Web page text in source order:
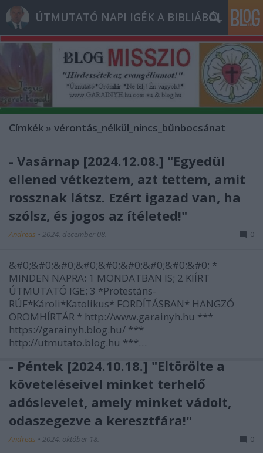
ÚTMUTATÓ NAPI IGÉK A BIBLIÁBÓL
Címkék » vérontás_nélkül_nincs_bűnbocsánat
- Vasárnap [2024.12.08.] "Egyedül
ellened vétkeztem, azt tettem, amit
rossznak látsz. Ezért igazad van, ha
szólsz, és jogos az ítéleted!"
Andreas • 2024. december 08. 0
&#0;&#0;&#0;&#0;&#0;&#0;&#0;&#0;&#0; *
MINDEN NAPRA: 1 MONDATBAN IS; 2 KIÍRT
ÚTMUTATÓ IGE; 3 *Protestáns-
RÚF*Károli*Katolikus* FORDÍTÁSBAN* HANGZÓ
ÖRÖMHÍRTÁR * http://www.garainyh.hu ***
https://garainyh.blog.hu/ ***
http://utmutato.blog.hu ***…
- Péntek [2024.10.18.] "Eltörölte a
követeléseivel minket terhelő
adóslevelet, amely minket vádolt,
odaszegezve a keresztfára!"
Andreas • 2024. október 18. 0